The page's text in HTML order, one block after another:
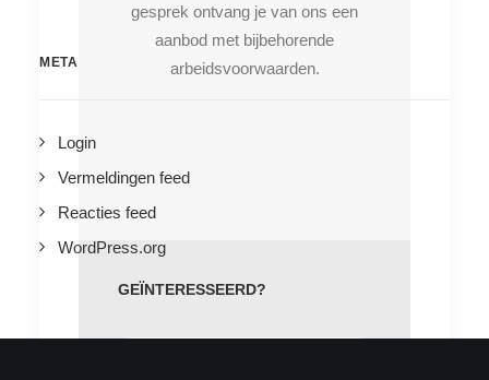
gesprek ontvang je van ons een
aanbod met bijbehorende
arbeidsvoorwaarden.
GEÏNTERESSEERD?
META
Login
Vermeldingen feed
Reacties feed
WordPress.org